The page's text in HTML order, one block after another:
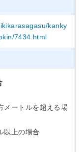
kanky
7434.html
メートルを超える場
以上の場合